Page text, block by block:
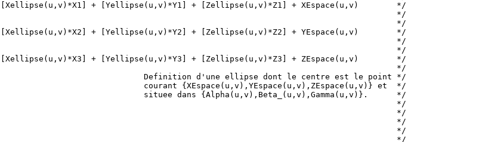
+ [Yellipse(u,v)*Y1] + [Zellipse(u,v)*Z1] + XEspace(u,v)        */
*/
*/
+ [Yellipse(u,v)*Y2] + [Zellipse(u,v)*Z2] + YEspace(u,v)        */
*/
*/
+ [Yellipse(u,v)*Y3] + [Zellipse(u,v)*Z3] + ZEspace(u,v)        */
*/
Definition d'une ellipse dont le centre est le point */
courant {XEspace(u,v),YEspace(u,v),ZEspace(u,v)} et  */
situee dans {Alpha(u,v),Beta_(u,v),Gamma(u,v)}.      */
*/
:                                                                                     */
*/
*/
*/